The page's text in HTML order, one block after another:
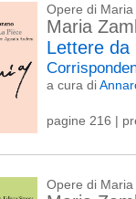
Opere di
Maria
Lettere da
a cura di
pagine 216 |
Opere di